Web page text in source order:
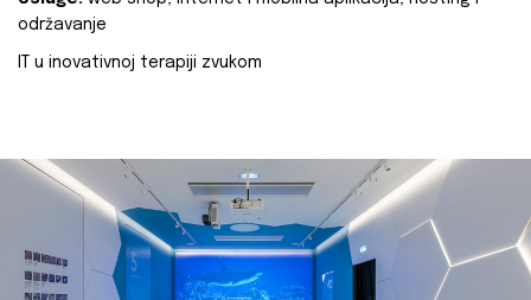
održavanje
IT u inovativnoj terapiji zvukom